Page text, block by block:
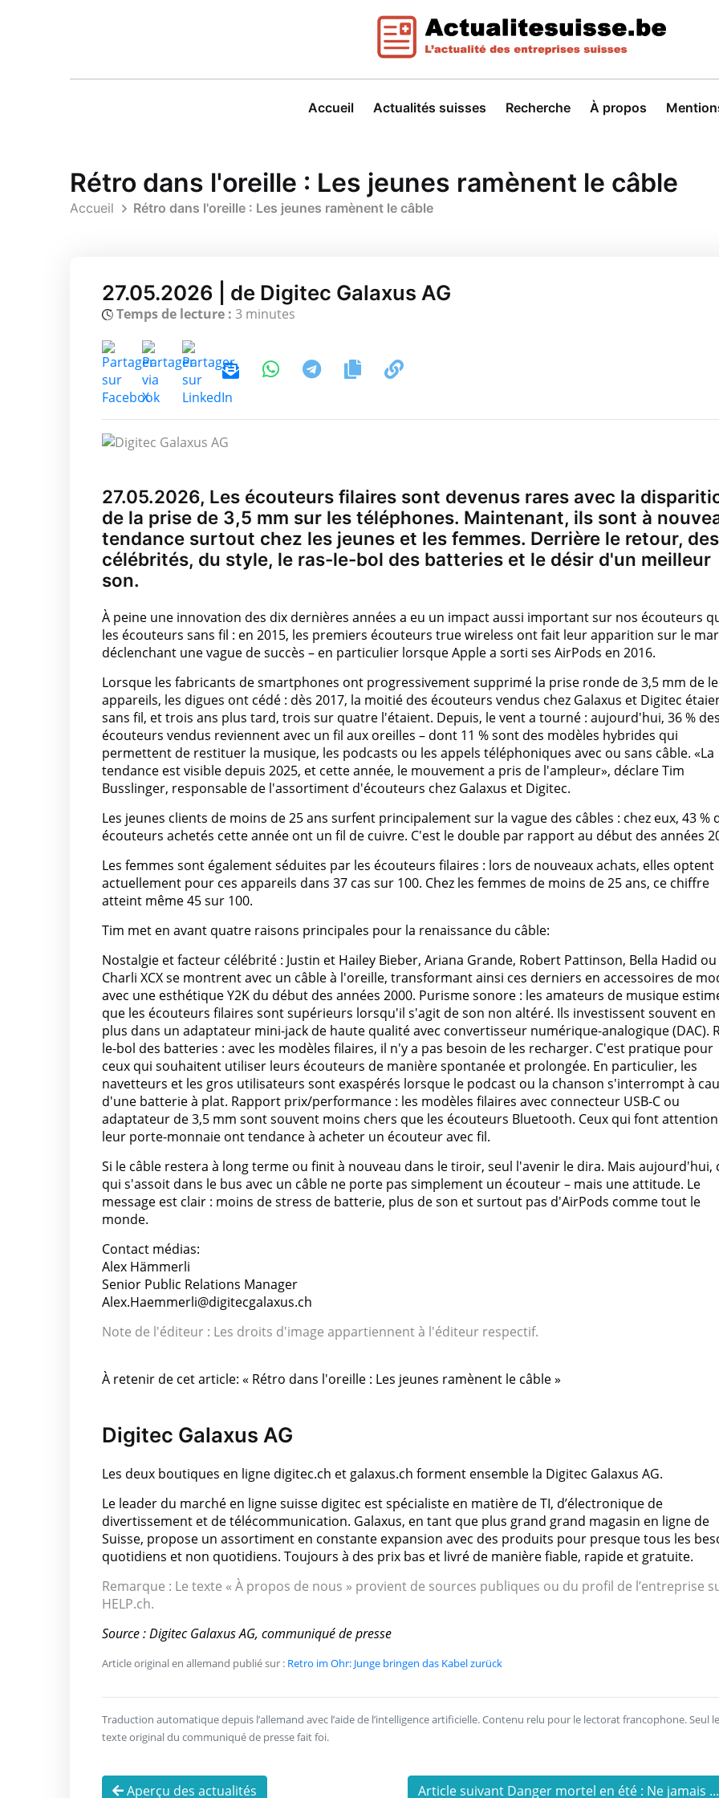
Accueil Actualités suisses Recherche À propos
Rétro dans l'oreille : Les jeunes ramènent le câble
Accueil Rétro dans l'oreille : Les jeunes ramènent le câble
27.05.2026 | de Digitec Galaxus AG
Temps de lecture : 3 minutes
27.05.2026, Les écouteurs filaires sont devenus rares avec la
de la prise de 3,5 mm sur les téléphones. Maintenant, ils sont à
tendance surtout chez les jeunes et les femmes. Derrière le retour, des
célébrités, du style, le ras-le-bol des batteries et le désir d'un meilleur
son.
À peine une innovation des dix dernières années a eu un impact aussi important sur nos écouteurs
les écouteurs sans fil : en 2015, les premiers écouteurs true wireless ont fait leur apparition sur le
déclenchant une vague de succès – en particulier lorsque Apple a sorti ses AirPods en 2016.
Lorsque les fabricants de smartphones ont progressivement supprimé la prise ronde de 3,5 mm de
appareils, les digues ont cédé : dès 2017, la moitié des écouteurs vendus chez Galaxus et Digitec
sans fil, et trois ans plus tard, trois sur quatre l'étaient. Depuis, le vent a tourné : aujourd'hui, 36 % des
écouteurs vendus reviennent avec un fil aux oreilles – dont 11 % sont des modèles hybrides qui
permettent de restituer la musique, les podcasts ou les appels téléphoniques avec ou sans câble. «La
tendance est visible depuis 2025, et cette année, le mouvement a pris de l'ampleur», déclare Tim
Busslinger, responsable de l'assortiment d'écouteurs chez Galaxus et Digitec.
Les jeunes clients de moins de 25 ans surfent principalement sur la vague des câbles : chez eux, 43 %
écouteurs achetés cette année ont un fil de cuivre. C'est le double par rapport au début des années
Les femmes sont également séduites par les écouteurs filaires : lors de nouveaux achats, elles optent
actuellement pour ces appareils dans 37 cas sur 100. Chez les femmes de moins de 25 ans, ce chiffre
atteint même 45 sur 100.
Tim met en avant quatre raisons principales pour la renaissance du câble:
Nostalgie et facteur célébrité : Justin et Hailey Bieber, Ariana Grande, Robert Pattinson, Bella Hadid ou
Charli XCX se montrent avec un câble à l'oreille, transformant ainsi ces derniers en accessoires de
avec une esthétique Y2K du début des années 2000. Purisme sonore : les amateurs de musique
que les écouteurs filaires sont supérieurs lorsqu'il s'agit de son non altéré. Ils investissent souvent en
plus dans un adaptateur mini-jack de haute qualité avec convertisseur numérique-analogique (DAC).
le-bol des batteries : avec les modèles filaires, il n'y a pas besoin de les recharger. C'est pratique pour
ceux qui souhaitent utiliser leurs écouteurs de manière spontanée et prolongée. En particulier, les
navetteurs et les gros utilisateurs sont exaspérés lorsque le podcast ou la chanson s'interrompt à
d'une batterie à plat. Rapport prix/performance : les modèles filaires avec connecteur USB-C ou
adaptateur de 3,5 mm sont souvent moins chers que les écouteurs Bluetooth. Ceux qui font
leur porte-monnaie ont tendance à acheter un écouteur avec fil.
Si le câble restera à long terme ou finit à nouveau dans le tiroir, seul l'avenir le dira. Mais aujourd'hui,
qui s'assoit dans le bus avec un câble ne porte pas simplement un écouteur – mais une attitude. Le
message est clair : moins de stress de batterie, plus de son et surtout pas d'AirPods comme tout le
monde.
Contact médias:
Alex Hämmerli
Senior Public Relations Manager
Alex.Haemmerli@digitecgalaxus.ch
Note de l'éditeur : Les droits d'image appartiennent à l'éditeur respectif.
À retenir de cet article: « Rétro dans l'oreille : Les jeunes ramènent le câble »
Digitec Galaxus AG
Les deux boutiques en ligne digitec.ch et galaxus.ch forment ensemble la Digitec Galaxus AG.
Le leader du marché en ligne suisse digitec est spécialiste en matière de TI, d’électronique de
divertissement et de télécommunication. Galaxus, en tant que plus grand grand magasin en ligne de
Suisse, propose un assortiment en constante expansion avec des produits pour presque tous les
quotidiens et non quotidiens. Toujours à des prix bas et livré de manière fiable, rapide et gratuite.
Remarque : Le texte « À propos de nous » provient de sources publiques ou du profil de l’entreprise
HELP.ch.
Source : Digitec Galaxus AG, communiqué de presse
Article original en allemand publié sur : Retro im Ohr: Junge bringen das Kabel zurück
Traduction automatique depuis l’allemand avec l’aide de l’intelligence artificielle. Contenu relu pour le lectorat francophone. Seul le
texte original du communiqué de presse fait foi.
Aperçu des actualités Article suivant Danger mortel en été : Ne jamais ...